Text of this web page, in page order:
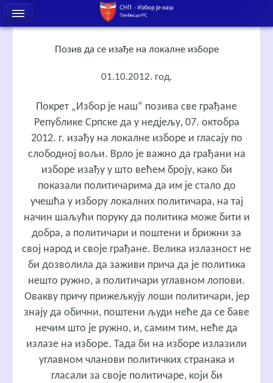
Позив да се изађе на локалне изборе
01.10.2012. год.
Покрет „Избор је наш“ позива све грађане
Републике Српске да у недјељу, 07. октобра
2012. г. изађу на локалне изборе и гласају по
слободној вољи. Врло је важно да грађани на
изборе изађу у што већем броју, како би
показали политичарима да им је стало до
учешћа у избору локалних политичара, на тај
начин шаљући поруку да политика може бити и
добра, а политичари и поштени и брижни за
свој народ и своје грађане. Велика излазност не
би дозволила да заживи прича да је политика
нешто ружно, а политичари углавном лопови.
Овакву причу прижељкују лоши политичари, јер
знају да обични, поштени људи неће да се баве
нечим што је ружно, и, самим тим, неће да
излазе на изборе. Тада би на изборе излазили
углавном чланови политичких странака и
гласали за своје политичаре, који би